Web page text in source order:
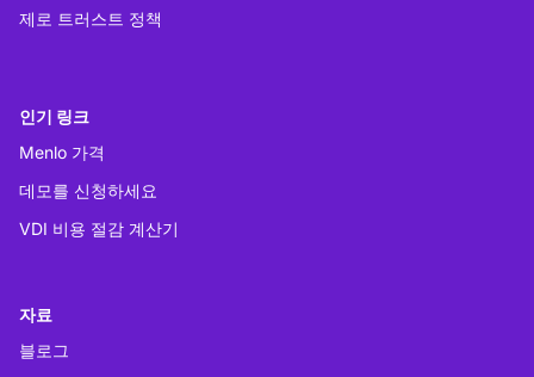
제로 트러스트 정책
인기 링크
Menlo 가격
데모를 신청하세요
VDI 비용 절감 계산기
자료
블로그